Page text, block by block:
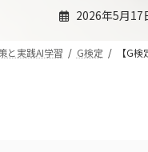
2026年5月17
と実践AI学習 G検定 【G